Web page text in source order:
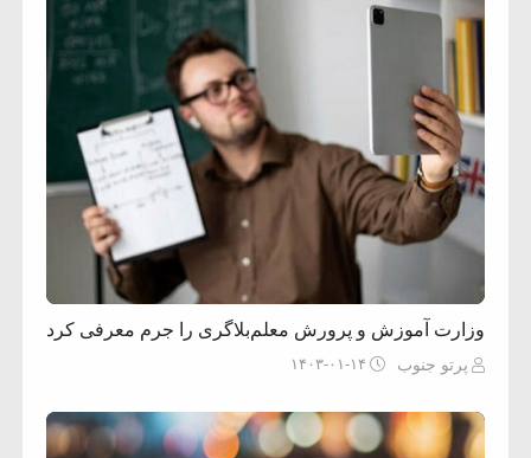
وزارت آموزش و پرورش معلم‌بلاگری را جرم معرفی کرد
پرتو جنوب ۱۴۰۳-۰۱-۱۴